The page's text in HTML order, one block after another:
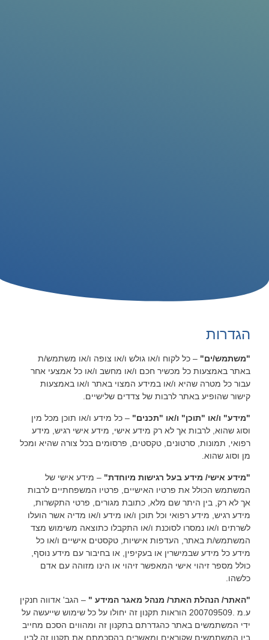
הגדרות
"משתמש/ים" – כל לקוח ו/או גולש ו/או צופה ו/או משתמש/ת
באתר באמצעות כל מכשיר חכם ו/או מחשב ו/או כל אמצעי אחר
עבור כל מטרה שהיא ו/או במידע המצוי באתר ו/או באמצעות
קישור שהופיע באתר לרבות של צדדים שלישיים.
"מידע" ו/או "תוכן" ו/או "תכנים" – כל מידע ו/או תוכן מכל מין
וסוג שהוא, לרבות אך לא רק מידע אישי, מידע אישי רגיש, מידע
רפואי, תמונות, סרטונים, טקסטים, פרסומים בכל צורה שהיא ומכל
מן וסוג שהוא.
"מידע אישי/ מידע בעל רגישות מיוחדת" – מידע אישי של
המשתמש הכולל את פרטיו האישיים, פרטיו המשפחתיים לרבות
אך לא רק, בין היתר שם מלא, כתובת מגורים, פרטי התקשרות,
מידע רגיש, מידע רפואי וכל תוכן ו/או מידע ו/או מדיה אשר הועלו
לשרתים ו/או נמסרו לסוכנת ו/או התקבלו כתוצאה משימוש מצד
המשתמש/ת באתר, העדפות אישיות, טקסטים אישיים ו/או כל
מידע כל מידע שבמישרין או בעקיפין, או בחיבור עם מידע נוסף,
כולל מספר זיהוי אישי המאפשר זיהוי או הינו מזוהה עם אדם
כלשהו.
"האתר/ הנהלת האתר/ מנהל מאגר המידע " – הגב' אדווה חנקין
ע.מ .200709509 הוראות תקנון זה יחולו על כל שימוש שייעשה על
ידי המשתמשים באתר כהגדרתם בתקנון זה ומהווים הסכם מחייב
בין המשתמשים שקוראים ומאשרים בהסכמתם את תקנון זה לבין